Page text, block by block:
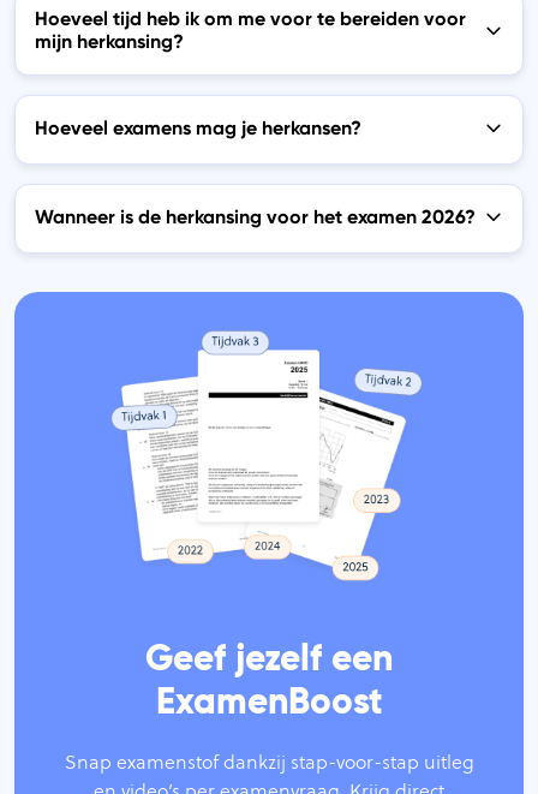
Hoeveel tijd heb ik om me voor te bereiden voor
mijn herkansing?
Hoeveel examens mag je herkansen?
Wanneer is de herkansing voor het examen 2026?
Geef jezelf een
ExamenBoost
Snap examenstof dankzij stap-voor-stap uitleg